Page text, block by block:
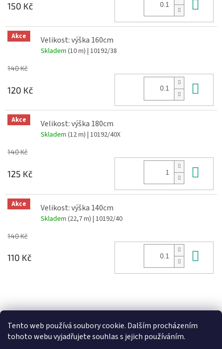
Tento web používá soubory cookie. Dalším procházením
tohoto webu vyjadřujete souhlas s jejich používáním.
150 Kč
Akce Velikost: výška 160cm
Skladem (10 m) | 10192/38
140 Kč
120 Kč
Akce Velikost: výška 180cm
Skladem (12 m) | 10192/40X
140 Kč
125 Kč
Akce Velikost: výška 140cm
Skladem (22,7 m) | 10192/40
140 Kč
110 Kč
á